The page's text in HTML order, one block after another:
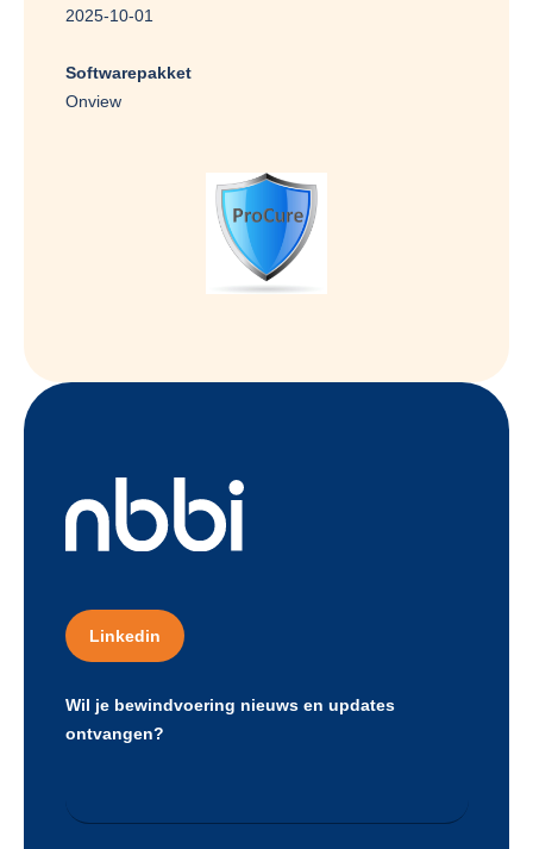
2025-10-01
Softwarepakket
Onview
Linkedin
Wil je bewindvoering nieuws en updates
ontvangen?